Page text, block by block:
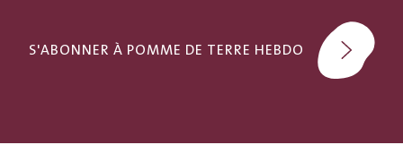
S'ABONNER À POMME DE TERRE HEBDO